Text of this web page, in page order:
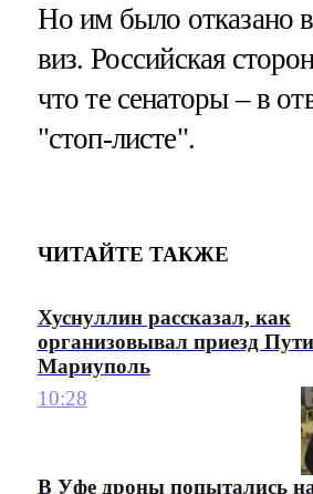
Но им было отказано
виз. Российская
что те сенаторы – в
"стоп-листе".
ЧИТАЙТЕ ТАКЖЕ
Хуснуллин рассказал, как
организовывал приезд
Мариуполь
10:28
В Уфе дроны попытались